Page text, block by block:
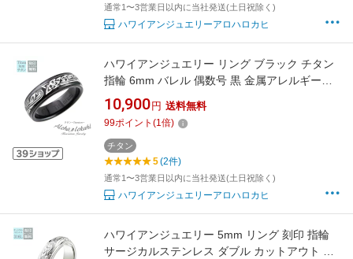
通常1〜3営業日以内に当社発送(土日祝除く)
ハワイアンジュエリーアロハロカヒ
ハワイアンジュエリー リング ブラック チタン
指輪 6mm バレル 偶数号 黒 金属アレルギー対
応 大人 シンプル アクセサリー アロハロカヒ ブ
ランド 【誕生日記念日】 父の日 ギフト プレゼ
ント
10,900 円 送料無料
99ポイント (1倍)
チタン
5(2件)
通常1〜3営業日以内に当社発送(土日祝除く)
ハワイアンジュエリーアロハロカヒ
ハワイアンジュエリー 5mm リング 刻印 指輪
サージカルステンレス ダブル カットアウト ス